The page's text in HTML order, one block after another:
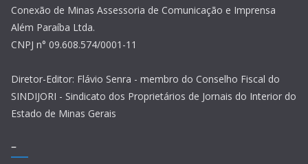
Conexão de Minas Assessoria de Comunicação e Imprensa
Além Paraíba Ltda.
CNPJ n° 09.608.574/0001-11
Diretor-Editor: Flávio Senra - membro do Conselho Fiscal do
SINDIJORI - Sindicato dos Proprietários de Jornais do Interior do
Estado de Minas Gerais
–